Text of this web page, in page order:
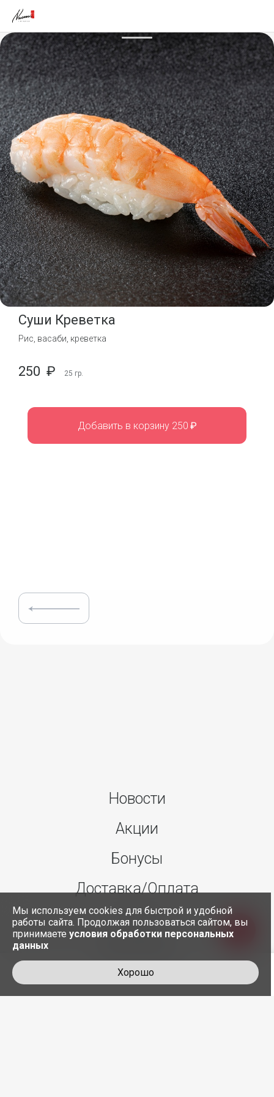
Суши Креветка
Рис, васаби, креветка
250 ₽ 25 гр.
Добавить в корзину 250 ₽
Новости
Акции
Бонусы
Доставка/Оплата
О нас
Мы используем cookies для быстрой и удобной
работы сайта. Продолжая пользоваться сайтом, вы
принимаете условия обработки персональных
данных
Хорошо